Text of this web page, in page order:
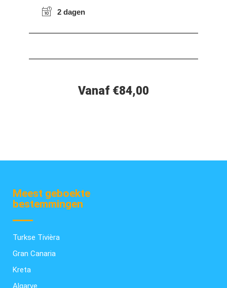
2 dagen
Vanaf €84,00
Meest geboekte
bestemmingen
Turkse Tivièra
Gran Canaria
Kreta
Algarve